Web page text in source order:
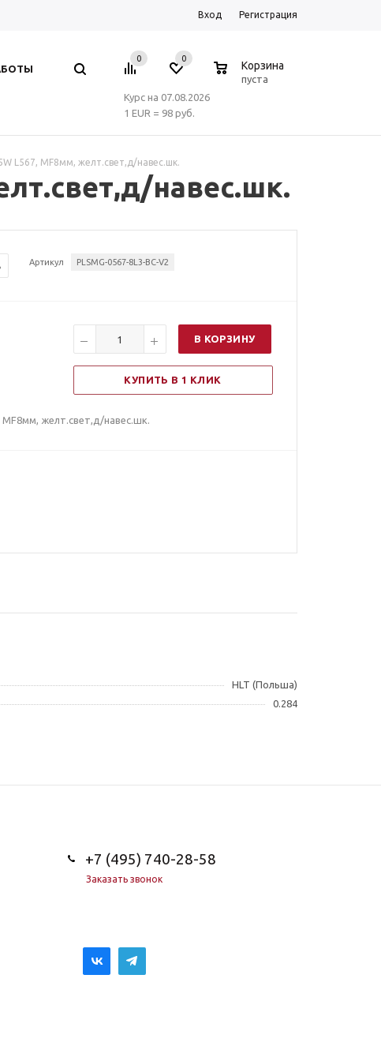
Вход Регистрация
0 0
Корзина
пуста
Курс на 07.08.2026
1 EUR = 98 руб.
L567, MF8мм, желт.свет,д/навес.шк.
навес.шк.
Артикул PLSMG-0567-8L3-BC-V2
В КОРЗИНУ
КУПИТЬ В 1 КЛИК
MF8мм, желт.свет,д/навес.шк.
HLT (Польша)
0.284
+7 (495) 740-28-58
Заказать звонок